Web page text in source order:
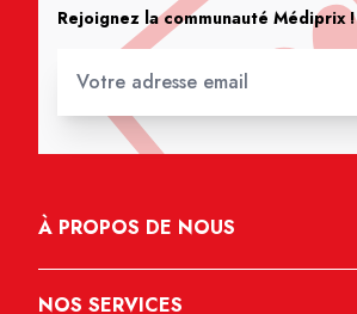
Rejoignez la communauté Médiprix !
À PROPOS DE NOUS
NOS SERVICES